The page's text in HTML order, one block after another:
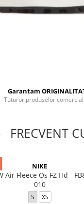
Garantam
Tuturor produselor
FRECVENT
NIKE
Air Fleece Os FZ Hd -
010
S XS